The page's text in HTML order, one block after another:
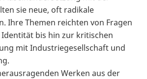
sie neue, oft radikale
Ihre Themen reichten von Fragen
bis hin zur kritischen
mit Industriegesellschaft und
Werken aus der